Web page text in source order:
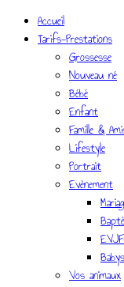
Accueil
Tarifs-Prestations
Grossesse
Nouveau né
Bébé
Enfant
Famille &
Lifestyle
Portrait
Evènement
Vos animaux